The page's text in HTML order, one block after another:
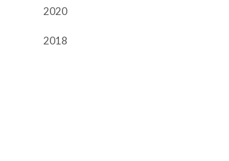
2020
2018